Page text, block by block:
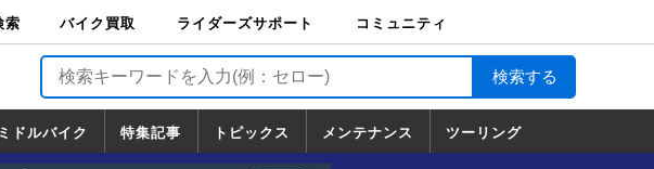
索 バイク買取
バイク買取
ライダーズサポート
ライダーズサポート
TOP
バイク輸送
バイクガレージライ
フ
バイク車両保険
ロードサービス
バイク試乗
コミュニティ
ドルバイク 特集記事 トピックス メンテナンス ツーリング